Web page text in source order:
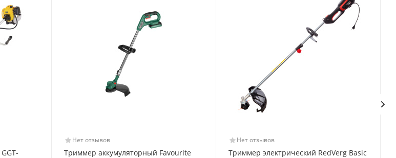
Нет отзывов
Триммер аккумуляторный Favourite
Нет отзывов
Триммер электрический RedVerg Basic